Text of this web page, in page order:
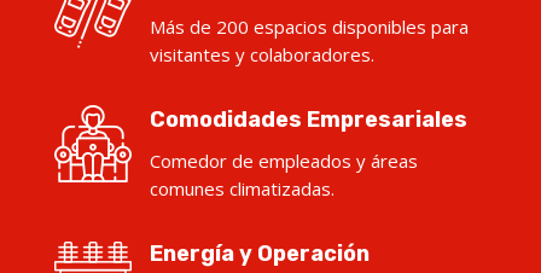
Más de 200 espacios disponibles para
visitantes y colaboradores.
Comodidades Empresariales
Comedor de empleados y áreas
comunes climatizadas.
Energía y Operación